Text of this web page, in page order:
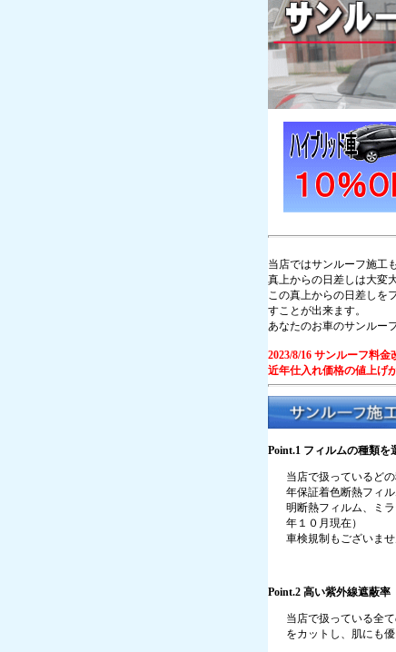
当店ではサンルーフ施工
真上からの日差しは大変
この真上からの日差しを
すことが出来ます。
あなたのお車のサンルー
2023/8/16 サンルーフ料金
近年仕入れ価格の値上げ
Point.1 フィルムの種類を
当店で扱っているど
年保証着色断熱フィ
明断熱フィルム、ミ
年１０月現在）
車検規制もございま
Point.2 高い紫外線遮蔽率
当店で扱っている全
をカットし、肌にも